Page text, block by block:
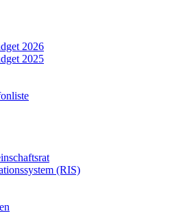
2026
2025
(RIS)